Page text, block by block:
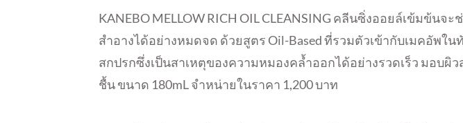
KANEBO MELLOW RICH OIL CLEANSING คลีนซิ่งออยล์เข้มข้นจะ
สำอางได้อย่างหมดจด ด้วยสูตร Oil-Based ที่รวมตัวเข้ากับเมคอัพใน
สกปรกซึ่งเป็นสาเหตุของความหมองคล้ำออกได้อย่างรวดเร็ว มอบผิ
ชื้น ขนาด 180mL จำหน่ายในราคา 1,200 บาท